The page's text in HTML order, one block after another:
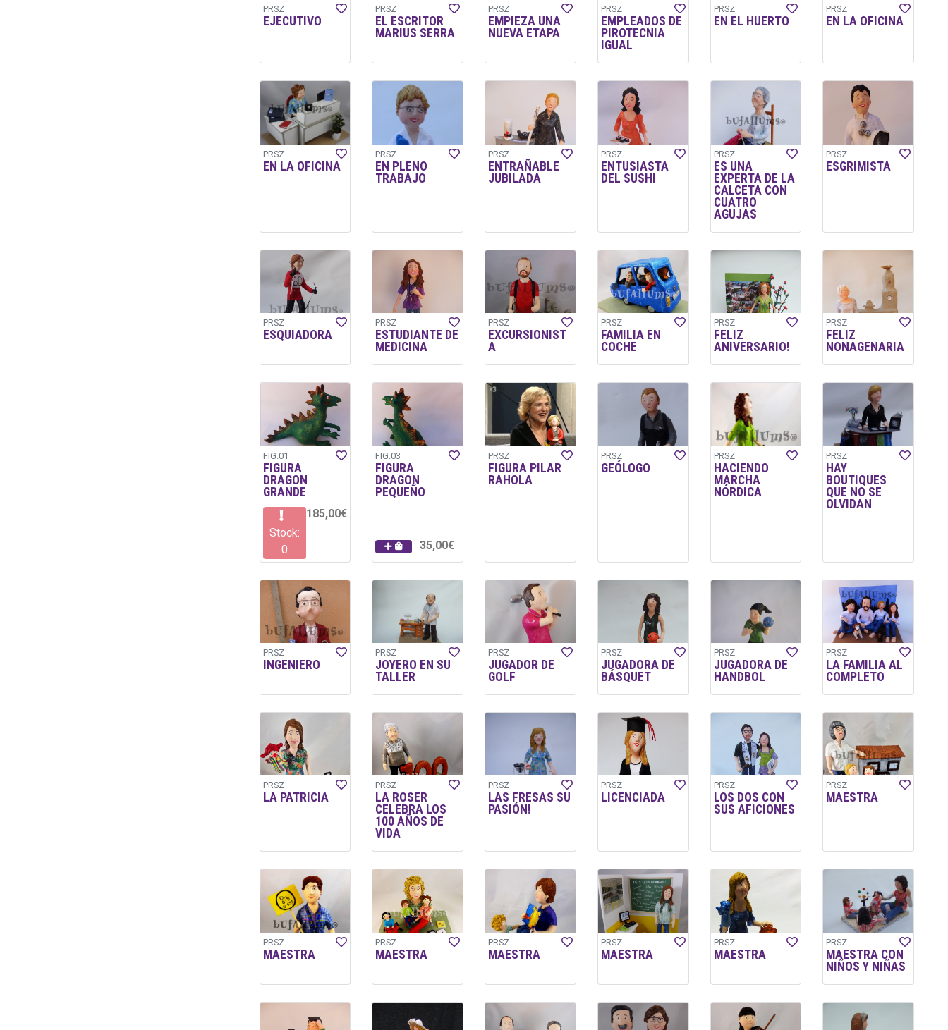
PRSZ
EJECUTIVO
PRSZ
EL ESCRITOR
MARIUS SERRA
PRSZ
EMPIEZA UNA
NUEVA ETAPA
PRSZ
EMPLEADOS DE
PIROTECNIA
IGUAL
PRSZ
EN EL HUERTO
PRSZ
EN LA OFICINA
PRSZ
EN LA OFICINA
PRSZ
EN PLENO
TRABAJO
PRSZ
ENTRAÑABLE
JUBILADA
PRSZ
ENTUSIASTA
DEL SUSHI
PRSZ
ES UNA
EXPERTA DE LA
CALCETA CON
CUATRO
AGUJAS
PRSZ
ESGRIMISTA
PRSZ
ESQUIADORA
PRSZ
ESTUDIANTE DE
MEDICINA
PRSZ
EXCURSIONIST
A
PRSZ
FAMILIA EN
COCHE
PRSZ
FELIZ
ANIVERSARIO!
PRSZ
FELIZ
NONAGENARIA
FIG.01
FIGURA
DRAGON
GRANDE
Stock:
0
185,00€
FIG.03
FIGURA
DRAGON
PEQUEÑO
35,00€
PRSZ
FIGURA PILAR
RAHOLA
PRSZ
GEÓLOGO
PRSZ
HACIENDO
MARCHA
NÓRDICA
PRSZ
HAY
BOUTIQUES
QUE NO SE
OLVIDAN
PRSZ
INGENIERO
PRSZ
JOYERO EN SU
TALLER
PRSZ
JUGADOR DE
GOLF
PRSZ
JUGADORA DE
BÁSQUET
PRSZ
JUGADORA DE
HANDBOL
PRSZ
LA FAMILIA AL
COMPLETO
PRSZ
LA PATRICIA
PRSZ
LA ROSER
CELEBRA LOS
100 AÑOS DE
VIDA
PRSZ
LAS FRESAS SU
PASIÓN!
PRSZ
LICENCIADA
PRSZ
LOS DOS CON
SUS AFICIONES
PRSZ
MAESTRA
PRSZ
MAESTRA
PRSZ
MAESTRA
PRSZ
MAESTRA
PRSZ
MAESTRA
PRSZ
MAESTRA
PRSZ
MAESTRA CON
NIÑOS Y NIÑAS